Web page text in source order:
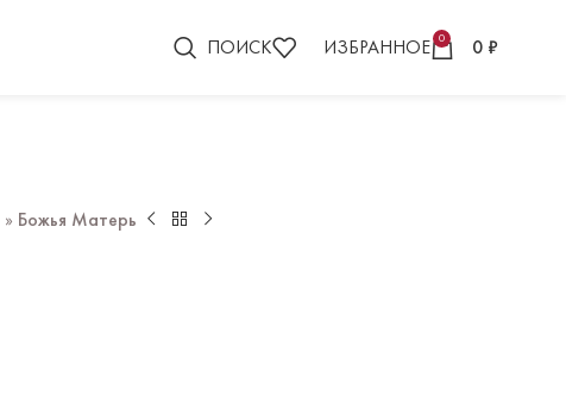
ПОИСК ИЗБРАННОЕ 0 0 ₽
» Божья Матерь